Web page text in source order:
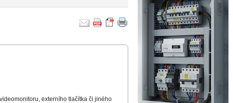
externího tlačítka či jiného